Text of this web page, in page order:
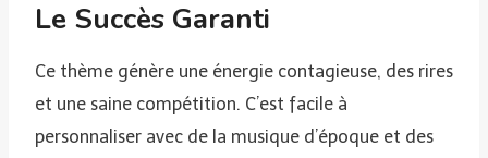
Le Succès Garanti
Ce thème génère une énergie contagieuse, des rires
et une saine compétition. C’est facile à
personnaliser avec de la musique d’époque et des